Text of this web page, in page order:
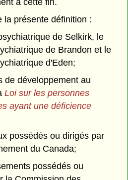
à cette fin.
la présente définition :
de Selkirk, le
de Brandon et le
d'Eden;
de développement au
Loi sur les personnes
ayant une déficience
possédés ou dirigés par
du Canada;
possédés ou